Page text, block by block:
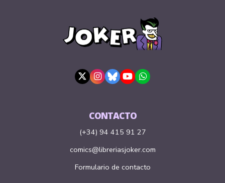
CONTACTO
(+34) 94 415 91 27
comics@libreriasjoker.com
Formulario de contacto